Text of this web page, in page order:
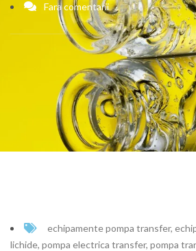
Fara comentarii
echipamente pompa transfer,
lichide, pompa electrica transfer, pompa